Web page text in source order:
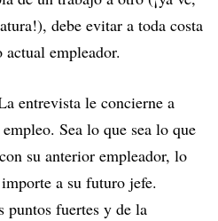
debe evitar a toda costa
empleador.
entrevista le concierne a
Sea lo que sea lo que
su anterior empleador, lo
a su futuro jefe.
puntos fuertes y de la